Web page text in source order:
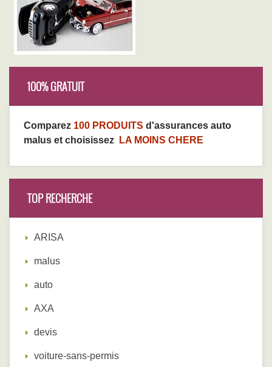
100% GRATUIT
Comparez 100 PRODUITS d'assurances auto
malus et choisissez
LA MOINS CHERE
TOP RECHERCHE
ARISA
malus
auto
AXA
devis
voiture-sans-permis